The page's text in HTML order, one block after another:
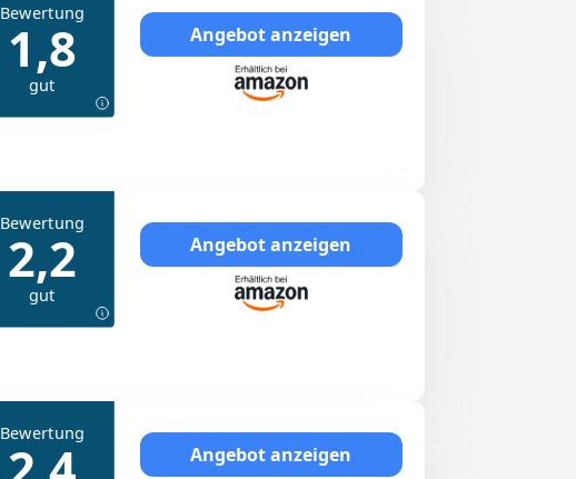
Bewertung
1,8
gut
Angebot anzeigen
Bewertung
2,2
gut
Angebot anzeigen
Bewertung
Angebot anzeigen